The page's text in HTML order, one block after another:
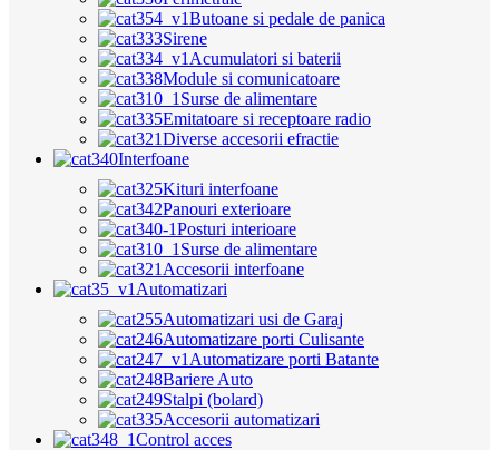
Butoane si pedale de panica
Sirene
Acumulatori si baterii
Module si comunicatoare
Surse de alimentare
Emitatoare si receptoare radio
Diverse accesorii efractie
Interfoane
Kituri interfoane
Panouri exterioare
Posturi interioare
Surse de alimentare
Accesorii interfoane
Automatizari
Automatizari usi de Garaj
Automatizare porti Culisante
Automatizare porti Batante
Bariere Auto
Stalpi (bolard)
Accesorii automatizari
Control acces